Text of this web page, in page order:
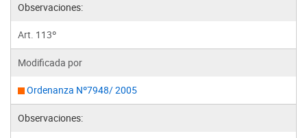
Observaciones:
Art. 113º
Modificada por
Ordenanza Nº7948/ 2005
Observaciones: